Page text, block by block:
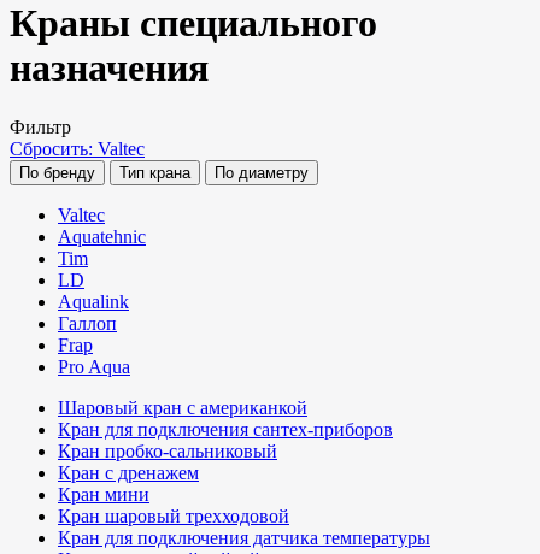
Краны специального
назначения
Фильтр
Сбросить: Valtec
По бренду Тип крана По диаметру
Valtec
Aquatehnic
Tim
LD
Aqualink
Галлоп
Frap
Pro Aqua
Шаровый кран с американкой
Кран для подключения сантех-приборов
Кран пробко-сальниковый
Кран с дренажем
Кран мини
Кран шаровый трехходовой
Кран для подключения датчика температуры